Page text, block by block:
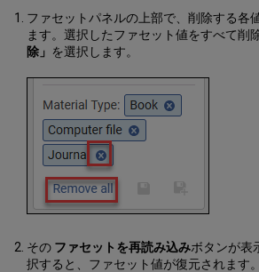
メ
ニ
ュ
カ
ウ
ン
タ
セ
ク
ョ
ン
ファセットパネルの上部で、削除する各
ます。選択したファセット値をすべて削
除」 を選択します。
その ファセットを再読み込みボタンが表
択すると、ファセット値が復元されます。